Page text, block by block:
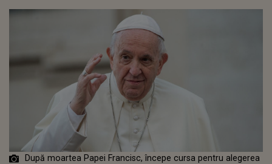
După moartea Papei Francisc, începe cursa pentru alegerea